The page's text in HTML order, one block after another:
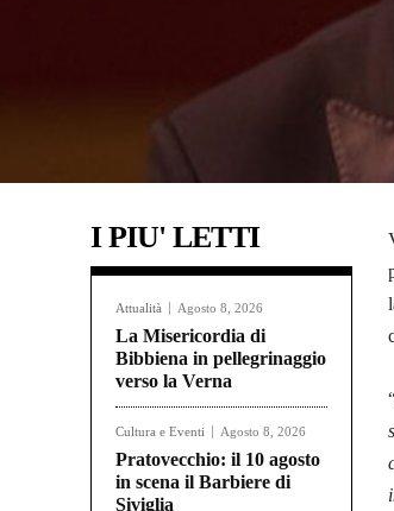
I PIU' LETTI
Attualità Agosto 8, 2026
La Misericordia di
Bibbiena in pellegrinaggio
verso la Verna
Cultura e Eventi Agosto 8, 2026
Pratovecchio: il 10 agosto
in scena il Barbiere di
Siviglia